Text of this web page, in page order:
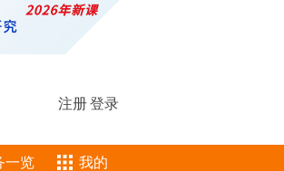
注册登录
一览 我的